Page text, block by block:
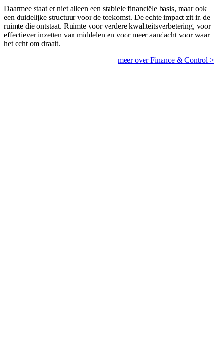
Daarmee staat er niet alleen een stabiele financiële basis, maar ook
een duidelijke structuur voor de toekomst. De echte impact zit in de
ruimte die ontstaat. Ruimte voor verdere kwaliteitsverbetering, voor
effectiever inzetten van middelen en voor meer aandacht voor waar
het echt om draait.
meer over Finance & Control >